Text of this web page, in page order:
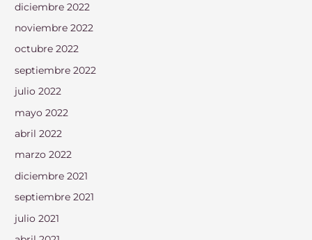
diciembre 2022
noviembre 2022
octubre 2022
septiembre 2022
julio 2022
mayo 2022
abril 2022
marzo 2022
diciembre 2021
septiembre 2021
julio 2021